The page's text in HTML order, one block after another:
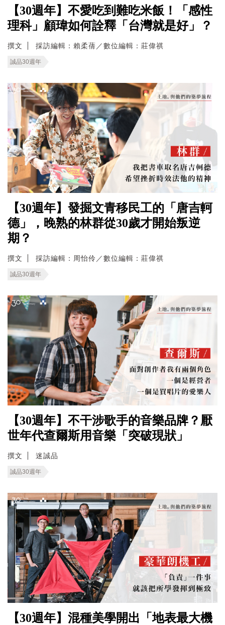
【30週年】不愛吃到難吃米飯！「感性
理科」顧瑋如何詮釋「台灣就是好」？
撰文 採訪編輯：賴柔蒨／數位編輯：莊偉祺
誠品30週年
【30週年】發掘文青移民工的「唐吉軻
德」，晚熟的林群從30歲才開始叛逆
期？
撰文 採訪編輯：周怡伶／數位編輯：莊偉祺
誠品30週年
【30週年】不干涉歌手的音樂品牌？厭
世年代查爾斯用音樂「突破現狀」
撰文 迷誠品
誠品30週年
【30週年】混種美學開出「地表最大機